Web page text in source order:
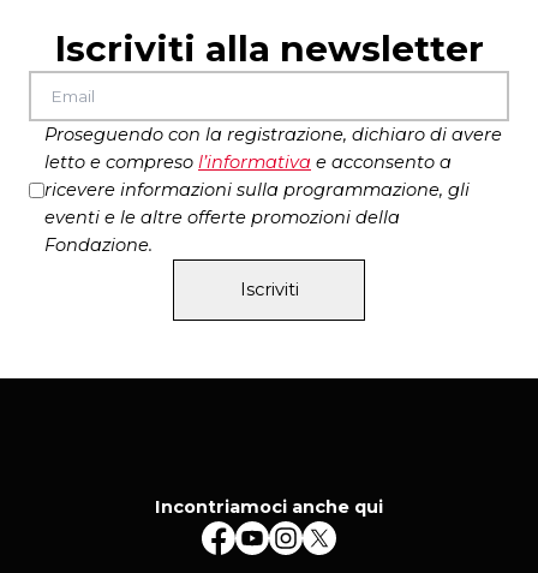
Iscriviti alla newsletter
Proseguendo con la registrazione, dichiaro di avere
letto e compreso l’informativa e acconsento a
ricevere informazioni sulla programmazione, gli
eventi e le altre offerte promozioni della
Fondazione.
Iscriviti
Incontriamoci anche qui